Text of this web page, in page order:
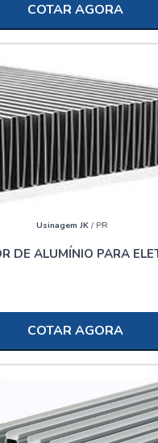
COTAR AGORA
Usinagem JK/ PR
DE ALUMÍNIO PARA
COTAR AGORA